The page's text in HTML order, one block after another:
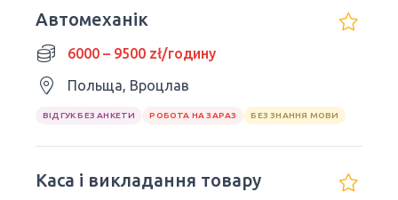
Автомеханік
6000 – 9500 zł/годину
Польща, Вроцлав
ВІДГУК БЕЗ АНКЕТИ РОБОТА НА ЗАРАЗ БЕЗ ЗНАННЯ МОВИ
Каса і викладання товару